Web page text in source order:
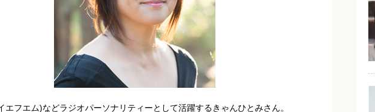
エフエム)などラジオパーソナリティーとして活躍するきゃんひとみさん。